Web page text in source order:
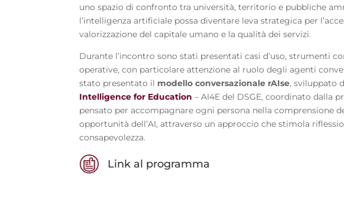
uno spazio di confronto tra università, territorio e pubbliche
l’intelligenza artificiale possa diventare leva strategica per
valorizzazione del capitale umano e la qualità dei servizi.
Durante l’incontro sono stati presentati casi d’uso, strumenti
operative, con particolare attenzione al ruolo degli agenti
stato presentato il modello conversazionale rAIse, sviluppato
Intelligence for Education – AI4E del DSGE, coordinato dalla
pensato per accompagnare ogni persona nella comprensione
opportunità dell’AI, attraverso un approccio che stimola
consapevolezza.
Link al programma